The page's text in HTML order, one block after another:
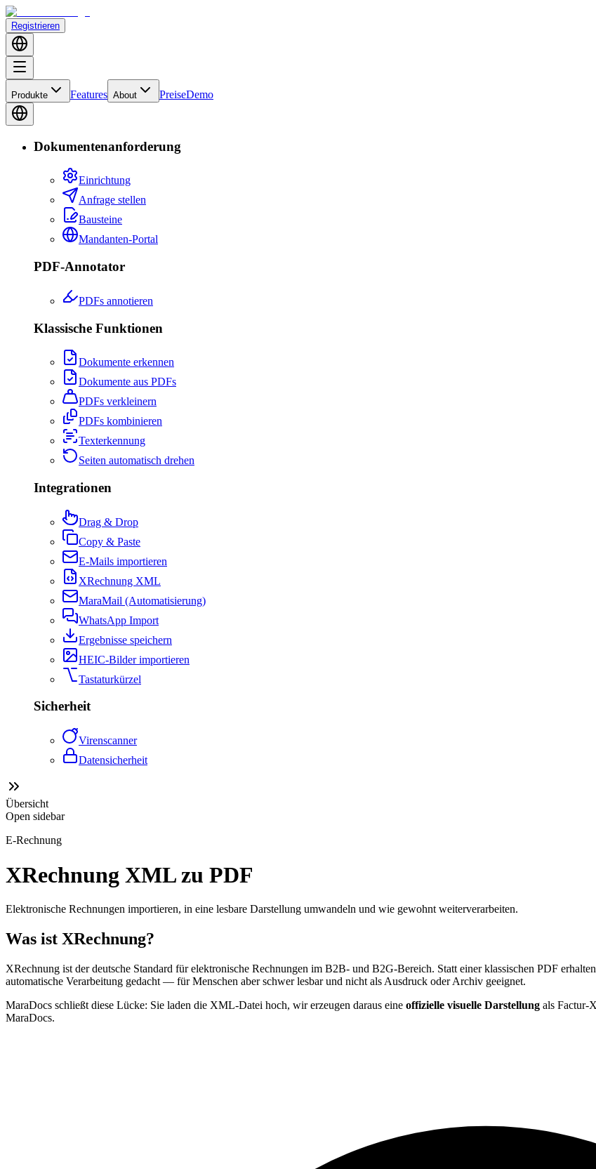
Registrieren
Produkte Features About PreiseDemo
Dokumentenanforderung
Einrichtung
Anfrage stellen
Bausteine
Mandanten-Portal
PDF-Annotator
PDFs annotieren
Klassische Funktionen
Dokumente erkennen
Dokumente aus PDFs
PDFs verkleinern
PDFs kombinieren
Texterkennung
Seiten automatisch drehen
Integrationen
Drag & Drop
Copy & Paste
E-Mails importieren
XRechnung XML
MaraMail (Automatisierung)
WhatsApp Import
Ergebnisse speichern
HEIC-Bilder importieren
Tastaturkürzel
Sicherheit
Virenscanner
Datensicherheit
Übersicht
Open sidebar
E-Rechnung
XRechnung XML zu PDF
Elektronische Rechnungen importieren, in eine lesbare Darstellung umwandeln und wie gewohnt weiterverarbeiten.
Was ist XRechnung?
XRechnung ist der deutsche Standard für elektronische Rechnungen im B2B- und B2G-Bereich. Statt einer klassischen PDF
automatische Verarbeitung gedacht — für Menschen aber schwer lesbar und nicht als Ausdruck oder Archiv geeignet.
MaraDocs schließt diese Lücke: Sie laden die XML-Datei hoch, wir erzeugen daraus eine offizielle visuelle Darstellung als Factur-
MaraDocs.